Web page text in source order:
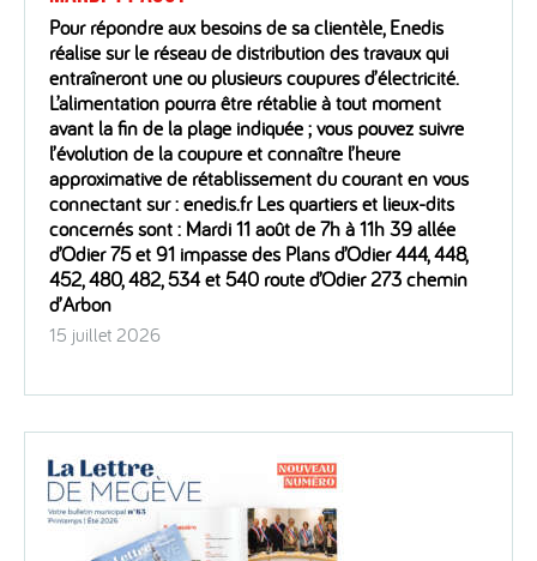
Pour répondre aux besoins de sa clientèle, Enedis
réalise sur le réseau de distribution des travaux qui
entraîneront une ou plusieurs coupures d’électricité.
L’alimentation pourra être rétablie à tout moment
avant la fin de la plage indiquée ; vous pouvez suivre
l’évolution de la coupure et connaître l’heure
approximative de rétablissement du courant en vous
connectant sur : enedis.fr Les quartiers et lieux-dits
concernés sont : Mardi 11 août de 7h à 11h 39 allée
d’Odier 75 et 91 impasse des Plans d’Odier 444, 448,
452, 480, 482, 534 et 540 route d’Odier 273 chemin
d’Arbon
15 juillet 2026